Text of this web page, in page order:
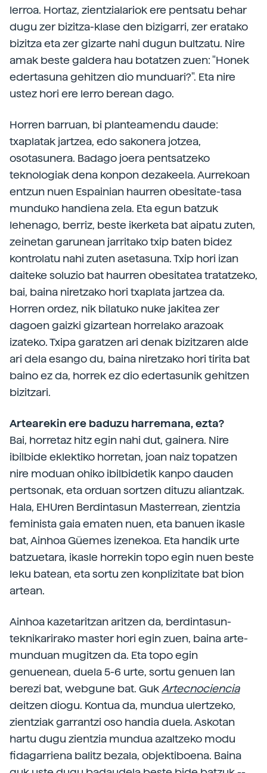
lerroa. Hortaz, zientzialariok ere pentsatu behar
dugu zer bizitza-klase den bizigarri, zer eratako
bizitza eta zer gizarte nahi dugun bultzatu. Nire
amak beste galdera hau botatzen zuen: "Honek
edertasuna gehitzen dio munduari?". Eta nire
ustez hori ere lerro berean dago.
Horren barruan, bi planteamendu daude:
txaplatak jartzea, edo sakonera jotzea,
osotasunera. Badago joera pentsatzeko
teknologiak dena konpon dezakeela. Aurrekoan
entzun nuen Espainian haurren obesitate-tasa
munduko handiena zela. Eta egun batzuk
lehenago, berriz, beste ikerketa bat aipatu zuten,
zeinetan garunean jarritako txip baten bidez
kontrolatu nahi zuten asetasuna. Txip hori izan
daiteke soluzio bat haurren obesitatea tratatzeko,
bai, baina niretzako hori txaplata jartzea da.
Horren ordez, nik bilatuko nuke jakitea zer
dagoen gaizki gizartean horrelako arazoak
izateko. Txipa garatzen ari denak bizitzaren alde
ari dela esango du, baina niretzako hori tirita bat
baino ez da, horrek ez dio edertasunik gehitzen
bizitzari.
Artearekin ere baduzu harremana, ezta?
Bai, horretaz hitz egin nahi dut, gainera. Nire
ibilbide eklektiko horretan, joan naiz topatzen
nire moduan ohiko ibilbidetik kanpo dauden
pertsonak, eta orduan sortzen dituzu aliantzak.
Hala, EHUren Berdintasun Masterrean, zientzia
feminista gaia ematen nuen, eta banuen ikasle
bat, Ainhoa Güemes izenekoa. Eta handik urte
batzuetara, ikasle horrekin topo egin nuen beste
leku batean, eta sortu zen konplizitate bat bion
artean.
Ainhoa kazetaritzan aritzen da, berdintasun-
teknikarirako master hori egin zuen, baina arte-
munduan mugitzen da. Eta topo egin
genuenean, duela 5-6 urte, sortu genuen lan
berezi bat, webgune bat. Guk Artecnociencia
deitzen diogu. Kontua da, mundua ulertzeko,
zientziak garrantzi oso handia duela. Askotan
hartu dugu zientzia mundua azaltzeko modu
fidagarriena balitz bezala, objektiboena. Baina